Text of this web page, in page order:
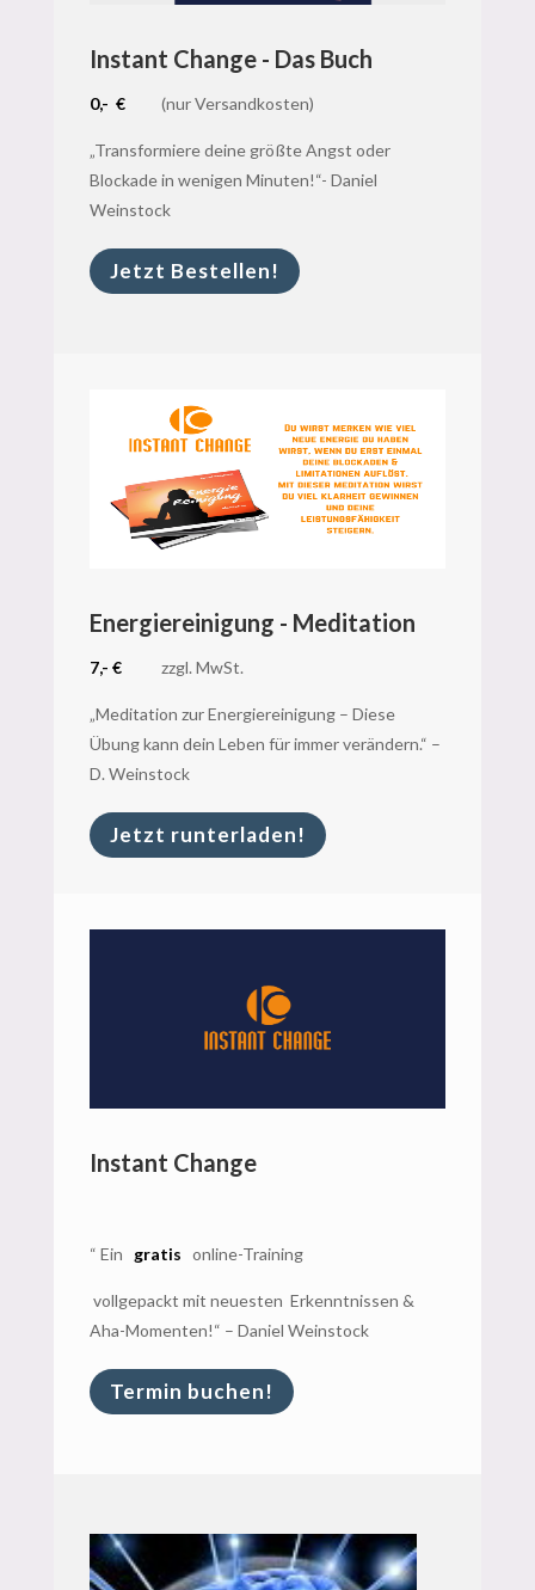
Instant Change - Das Buch
0,- €(nur Versandkosten)
„Transformiere deine größte Angst oder
Blockade in wenigen Minuten!“- Daniel
Weinstock
Jetzt Bestellen!
Energiereinigung - Meditation
7,- € zzgl. MwSt.
„Meditation zur Energiereinigung – Diese
Übung kann dein Leben für immer verändern.“ –
D. Weinstock
Jetzt runterladen!
Instant Change
“ Ein gratis online-Training
vollgepackt mit neuesten Erkenntnissen &
Aha-Momenten!“ – Daniel Weinstock
Termin buchen!